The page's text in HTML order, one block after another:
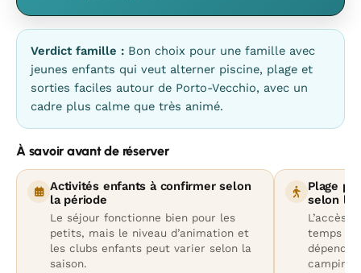
Verdict famille : Bon choix pour une famille avec
jeunes enfants qui veut alterner piscine, plage et
sorties faciles autour de Porto-Vecchio, avec un
cadre plus calme que très animé.
À savoir avant de réserver
Activités enfants à confirmer selon
la période
Le séjour fonctionne bien pour les
petits, mais le niveau d’animation et
les clubs enfants peut varier selon la
saison.
Plage
selon
L’accès
temps
dépend
camping